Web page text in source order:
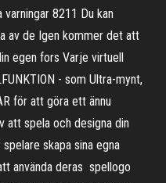
8211 Du kan
av de Igen kommer det att
egen fors Varje virtuell
- som Ultra-mynt,
för att göra ett ännu
att spela och designa din
skapa sina egna
använda deras spellogo